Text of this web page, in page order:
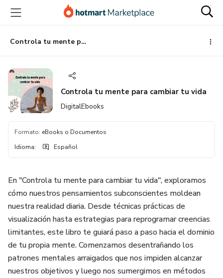
principal
página
de
página
Controla tu mente para cambiar tu vida
Controla tu mente para cambiar tu vida
DigitalEbooks
Formato: eBooks o Documentos
Idioma: Español
En "Controla tu mente para cambiar tu vida", exploramos
cómo nuestros pensamientos subconscientes moldean
nuestra realidad diaria. Desde técnicas prácticas de
visualización hasta estrategias para reprogramar creencias
limitantes, este libro te guiará paso a paso hacia el dominio
de tu propia mente. Comenzamos desentrañando los
patrones mentales arraigados que nos impiden alcanzar
nuestros objetivos y luego nos sumergimos en métodos